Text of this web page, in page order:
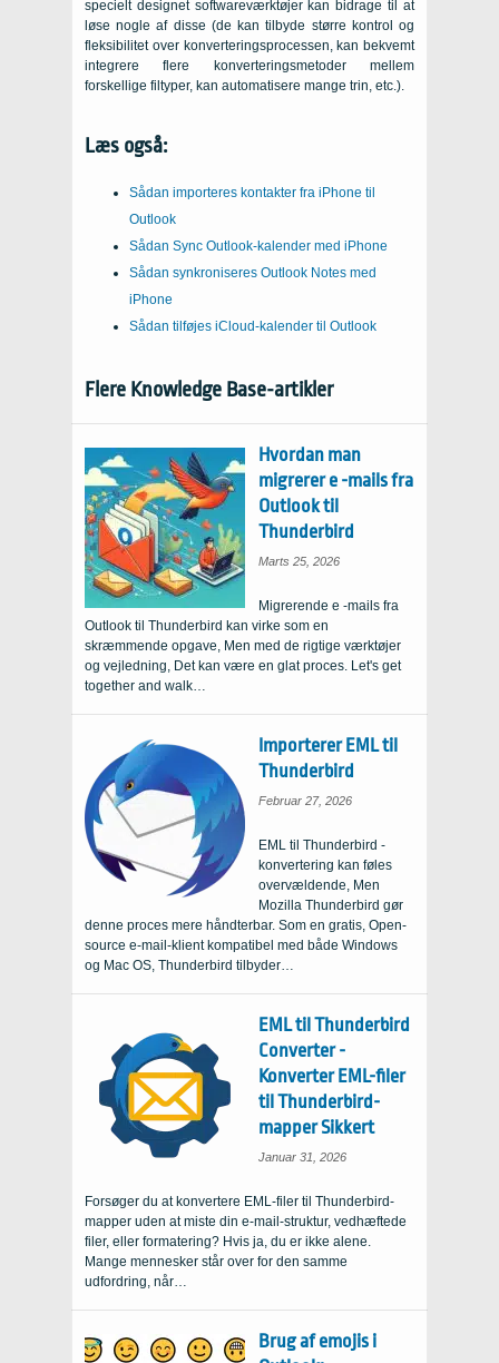
specielt designet softwareværktøjer kan bidrage til at
løse nogle af disse (de kan tilbyde større kontrol og
fleksibilitet over konverteringsprocessen, kan bekvemt
integrere flere konverteringsmetoder mellem
forskellige filtyper, kan automatisere mange trin, etc.).
Læs også:
Sådan importeres kontakter fra iPhone til
Outlook
Sådan Sync Outlook-kalender med iPhone
Sådan synkroniseres Outlook Notes med
iPhone
Sådan tilføjes iCloud-kalender til Outlook
Flere Knowledge Base-artikler
Hvordan man
migrerer e -mails fra
Outlook til
Thunderbird
Marts 25, 2026
Migrerende e -mails fra
Outlook til Thunderbird kan virke som en
skræmmende opgave, Men med de rigtige værktøjer
og vejledning, Det kan være en glat proces. Let's get
together and walk…
Importerer EML til
Thunderbird
Februar 27, 2026
EML til Thunderbird -
konvertering kan føles
overvældende, Men
Mozilla Thunderbird gør
denne proces mere håndterbar. Som en gratis, Open-
source e-mail-klient kompatibel med både Windows
og Mac OS, Thunderbird tilbyder…
EML til Thunderbird
Converter -
Konverter EML-filer
til Thunderbird-
mapper Sikkert
Januar 31, 2026
Forsøger du at konvertere EML-filer til Thunderbird-
mapper uden at miste din e-mail-struktur, vedhæftede
filer, eller formatering? Hvis ja, du er ikke alene.
Mange mennesker står over for den samme
udfordring, når…
Brug af emojis i